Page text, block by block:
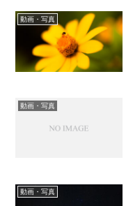
動画・写真
動画・写真
動画・写真